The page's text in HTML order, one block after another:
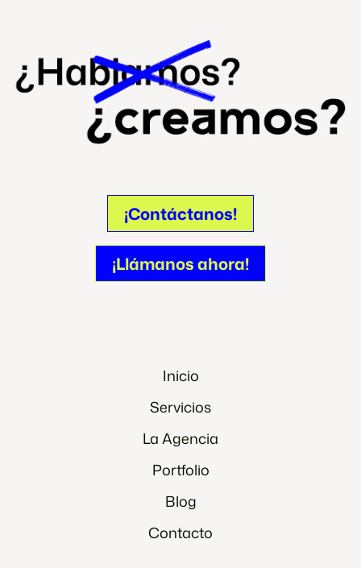
¡Contáctanos!
¡Contáctanos!
¡Llámanos ahora!
¡Llámanos ahora!
Inicio
Servicios
La Agencia
Portfolio
Blog
Contacto